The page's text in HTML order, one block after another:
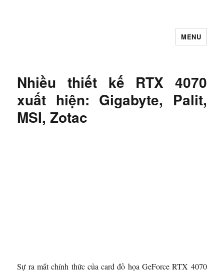
MENU
Nhiều thiết kế RTX 4070
xuất hiện: Gigabyte, Palit,
MSI, Zotac
Sự ra mắt chính thức của card đồ họa GeForce RTX 4070